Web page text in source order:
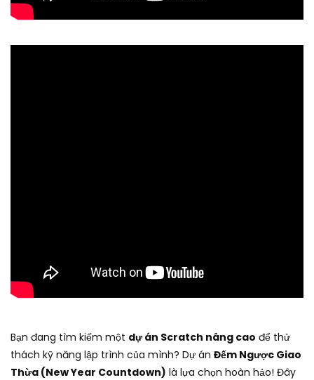
Bạn đang tìm kiếm một dự án Scratch nâng cao để thử
thách kỹ năng lập trình của mình? Dự án Đếm Ngược Giao
Thừa (New Year Countdown) là lựa chọn hoàn hảo! Đây